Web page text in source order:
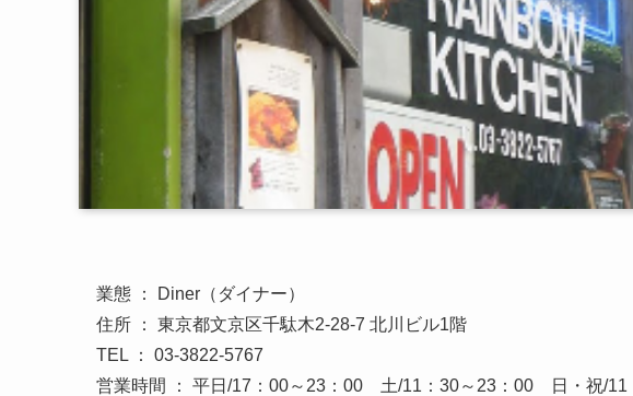
業態 ： Diner（ダイナー）
住所 ： 東京都文京区千駄木2-28-7 北川ビル1階
TEL ： 03-3822-5767
営業時間 ： 平日/17：00～23：00 土/11：30～23：00 日・祝/11